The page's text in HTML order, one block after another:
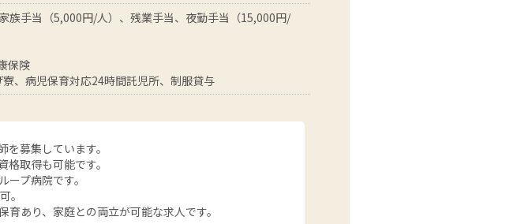
族手当（5,000円/人）、残業手当、夜勤手当（15,000円/
保険
、病児保育対応24時間託児所、制服貸与
を募集しています。
格取得も可能です。
ープ病院です。
。
育あり、家庭との両立が可能な求人です。